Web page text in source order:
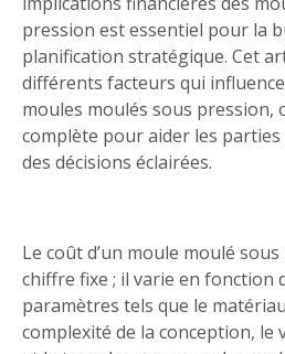
pression est essentiel pour la
planification stratégique. Cet
différents facteurs qui
moules moulés sous pression,
complète pour aider les
des décisions éclairées.
Le coût d’un moule moulé
chiffre fixe ; il varie en fonction
paramètres tels que le
complexité de la conception, le